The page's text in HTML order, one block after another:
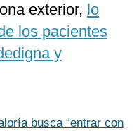
exterior, lo
los pacientes
y
busca “entrar con